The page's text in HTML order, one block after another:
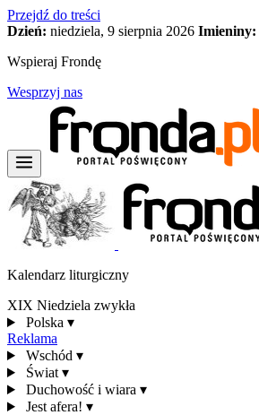
Przejdź do treści
Dzień: niedziela, 9 sierpnia 2026 Imieniny:
Wspieraj Frondę
Wesprzyj nas
Kalendarz liturgiczny
XIX Niedziela zwykła
Polska ▾
Reklama
Wschód ▾
Świat ▾
Duchowość i wiara ▾
Jest afera! ▾